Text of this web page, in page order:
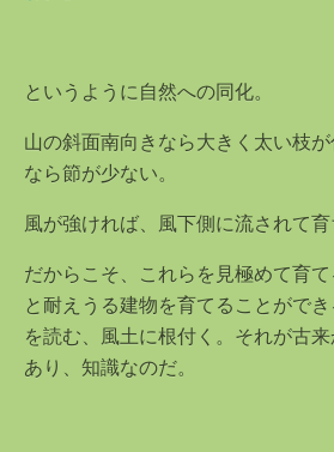
というように自然への同化。
山の斜面南向きなら大きく太い枝
なら節が少ない。
風が強ければ、風下側に流されて育
だからこそ、これらを見極めて育
と耐えうる建物を育てることがで
を読む、風土に根付く。それが古
あり、知識なのだ。